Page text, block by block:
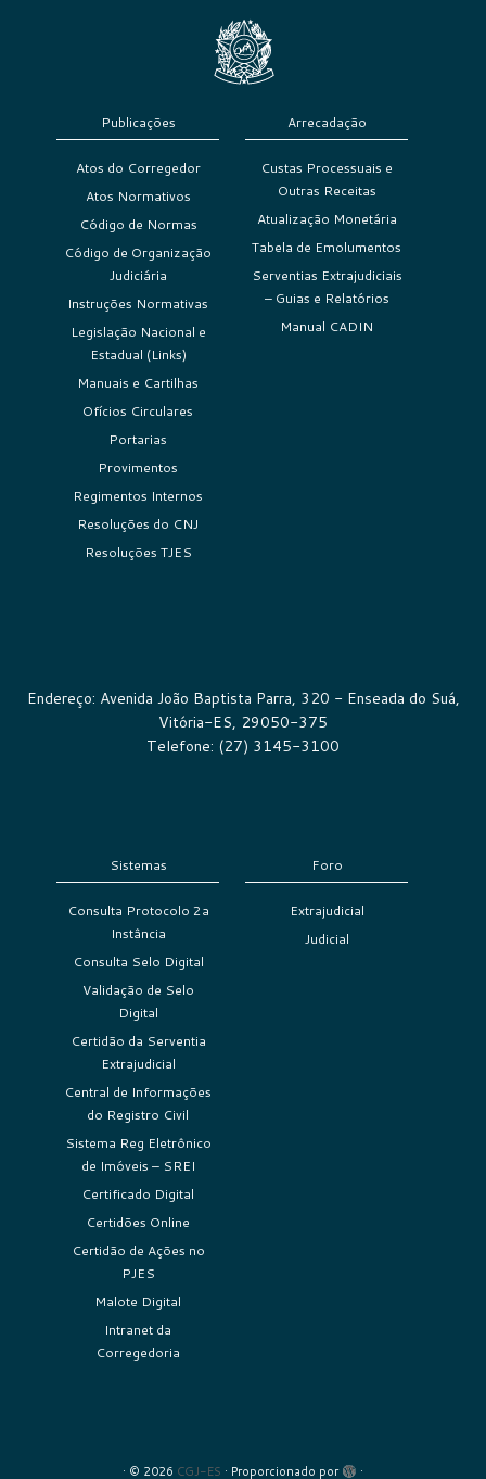
Publicações
Atos do Corregedor
Atos Normativos
Código de Normas
Código de Organização
Judiciária
Instruções Normativas
Legislação Nacional e
Estadual (Links)
Manuais e Cartilhas
Ofícios Circulares
Portarias
Provimentos
Regimentos Internos
Resoluções do CNJ
Resoluções TJES
Arrecadação
Custas Processuais e
Outras Receitas
Atualização Monetária
Tabela de Emolumentos
Serventias Extrajudiciais
– Guias e Relatórios
Manual CADIN
Endereço: Avenida João Baptista Parra, 320 - Enseada do Suá,
Vitória-ES, 29050-375
Telefone: (27) 3145-3100
Sistemas
Consulta Protocolo 2a
Instância
Consulta Selo Digital
Validação de Selo
Digital
Certidão da Serventia
Extrajudicial
Central de Informações
do Registro Civil
Sistema Reg Eletrônico
de Imóveis – SREI
Certificado Digital
Certidões Online
Certidão de Ações no
PJES
Malote Digital
Intranet da
Corregedoria
Foro
Extrajudicial
Judicial
· © 2026 CGJ-ES · Proporcionado por ·